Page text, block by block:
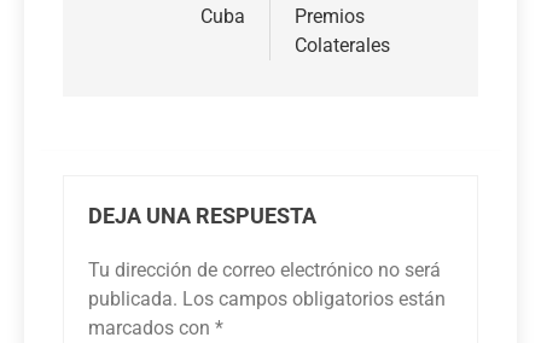
Cuba
Premios
Colaterales
DEJA UNA RESPUESTA
Tu dirección de correo electrónico no será
publicada. Los campos obligatorios están
marcados con *